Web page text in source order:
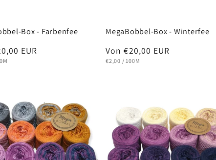
Box - Farbenfee
EUR
MegaBobbel-Box - Winterfee
Normaler
Preis
Von €20,00 EUR
GRUNDPREIS
€2,00 / PRO
100M